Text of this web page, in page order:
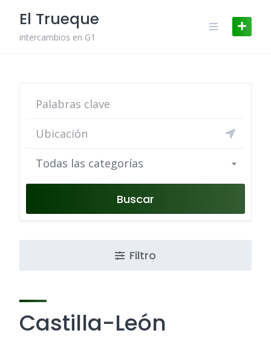
content
El Trueque
intercambios en G1
Todas las categorías
Buscar
Filtro
Castilla-León